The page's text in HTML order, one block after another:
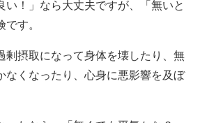
い！」なら大丈夫ですが、「無いと
す。
剰摂取になって身体を壊したり、無
なくなったり、心身に悪影響を及ぼ